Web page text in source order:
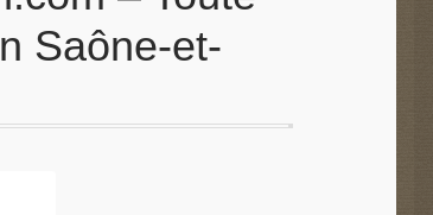
Saône-et-